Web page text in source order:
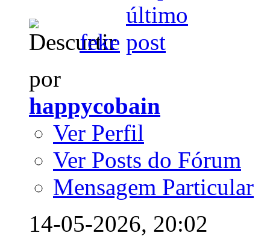
feke
por
happycobain
Ver Perfil
Ver Posts do Fórum
Mensagem Particular
14-05-2026, 20:02